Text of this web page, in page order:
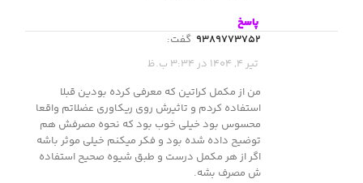
پاسخ
9389773752
گفت:
تیر 4, 1404 در 3:34 ب.ظ
من از مکمل کراتین که معرفی کرده بودین قبلا
استفاده کردم و تاثیرش روی ریکاوری عضلاتم واقعا
محسوس بود خیلی خوب بود که نحوه مصرفش هم
توضیح داده شده بود و فکر میکنم خیلی موثر باشه
اگر از هر مکمل درست و طبق شیوه صحیح استفاده
ش مصرف بشه.